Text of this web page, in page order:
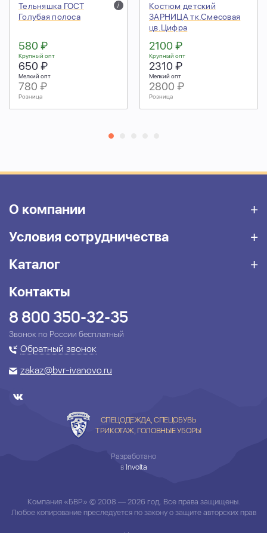
Тельняшка ГОСТ
Голубая полоса
i
580 ₽
Крупный опт
650 ₽
Мелкий опт
780 ₽
Розница
Костюм детский
ЗАРНИЦА тк.Смесовая
цв.Цифра
2100 ₽
Крупный опт
2310 ₽
Мелкий опт
2800 ₽
Розница
О компании
Условия сотрудничества
Каталог
Контакты
8 800 350-32-35
Звонок по России бесплатный
Обратный звонок
zakaz@bvr-ivanovo.ru
СПЕЦОДЕЖДА, СПЕЦОБУВЬ
ТРИКОТАЖ, ГОЛОВНЫЕ УБОРЫ
Разработано
в Involta
Компания «БВР» © 2008 — 2026 год. Все права защищены.
Любое копирование преследуется по закону о защите авторских прав